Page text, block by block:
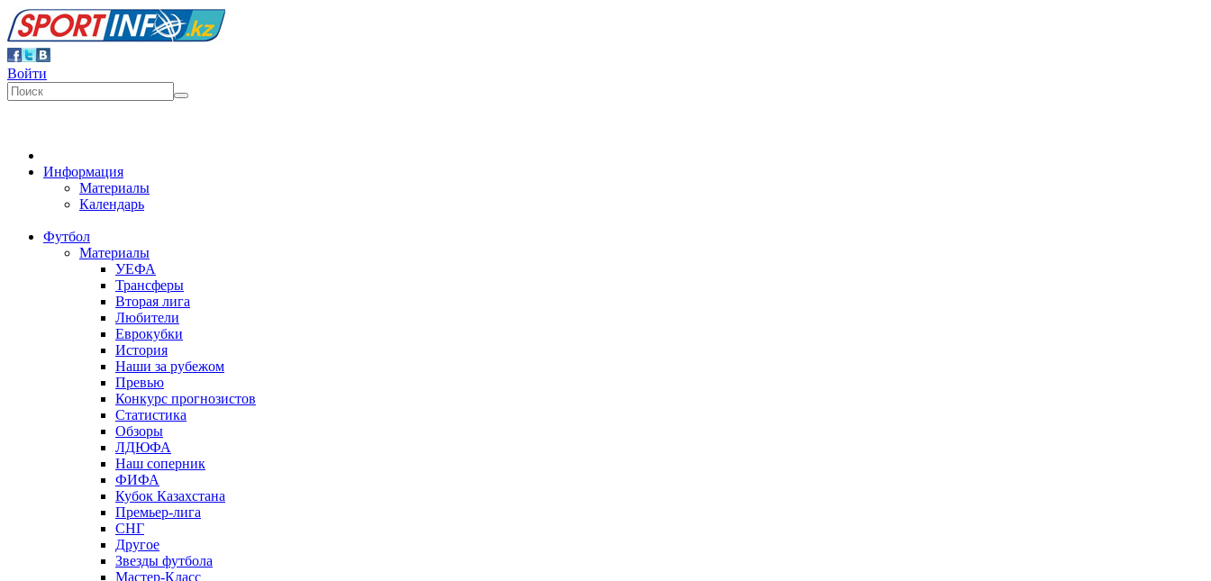
Войти
Информация
Материалы
Календарь
Футбол
Материалы
УЕФА
Трансферы
Вторая лига
Любители
Еврокубки
История
Наши за рубежом
Превью
Конкурс прогнозистов
Статистика
Обзоры
ЛДЮФА
Наш соперник
ФИФА
Кубок Казахстана
Премьер-лига
СНГ
Другое
Звезды футбола
Мастер-Класс